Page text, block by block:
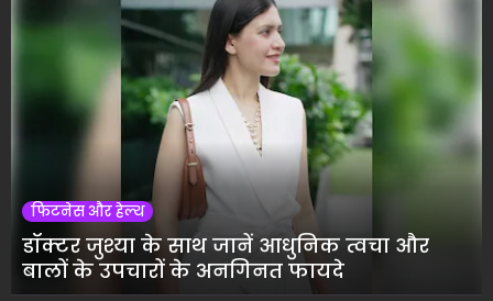
फिटनेस और हेल्थ
डॉक्टर जुश्या के साथ जानें आधुनिक त्वचा और
बालों के उपचारों के अनगिनत फायदे